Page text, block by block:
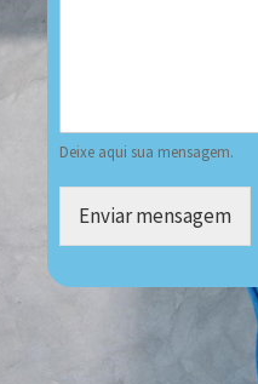
Deixe aqui sua mensagem.
Enviar mensagem